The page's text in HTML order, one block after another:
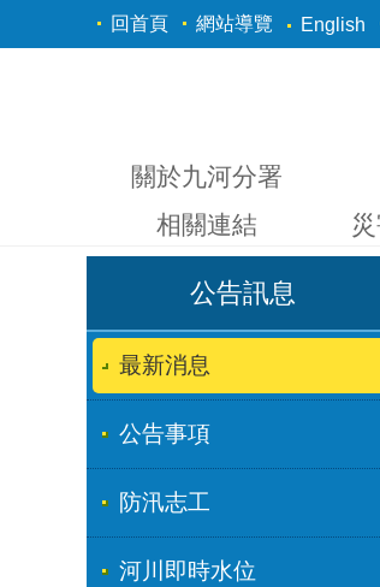
跳到主要內容區塊
回首頁 網站導覽 English
關於九河分署
相關連結
公告訊息
最新消息
公告事項
防汛志工
河川即時水位